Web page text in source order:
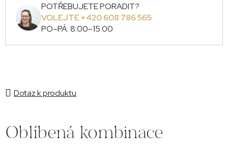
POTŘEBUJETE PORADIT?
VOLEJTE +420 608 786 565
PO–PÁ: 8:00–15:00
Dotaz k produktu
Oblíbená kombinace